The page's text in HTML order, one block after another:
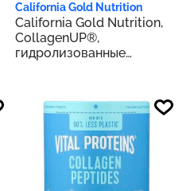
California Gold Nutrition
California Gold Nutrition,
CollagenUP®,
гидролизованные
гиалуроновой кислотой и
витамином C, с
нейтральным вкусом, 1 кг
(2,2 фунта)